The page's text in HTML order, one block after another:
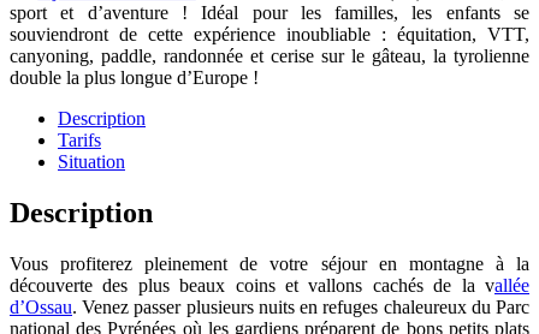
sport et d’aventure ! Idéal pour les familles, les enfants se
souviendront de cette expérience inoubliable : équitation, VTT,
canyoning, paddle, randonnée et cerise sur le gâteau, la tyrolienne
double la plus longue d’Europe !
Description
Tarifs
Situation
Description
Vous profiterez pleinement de votre séjour en montagne à la
découverte des plus beaux coins et vallons cachés de la vallée
d’Ossau. Venez passer plusieurs nuits en refuges chaleureux du Parc
national des Pyrénées où les gardiens préparent de bons petits plats